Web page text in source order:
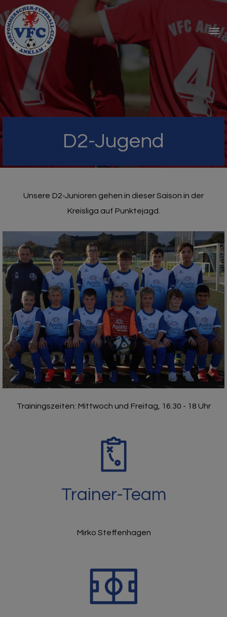
D2-Jugend
Unsere D2-Junioren gehen in dieser Saison in der
Kreisliga auf Punktejagd.
Trainingszeiten: Mittwoch und Freitag, 16.30 - 18 Uhr
Trainer-Team
Mirko Steffenhagen